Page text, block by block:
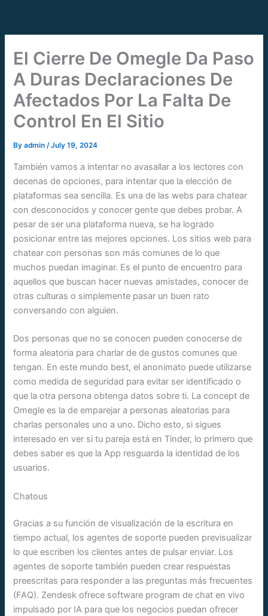
content
El Cierre De Omegle Da Paso
A Duras Declaraciones De
Afectados Por La Falta De
Control En El Sitio
Byadmin/July 19, 2024
También vamos a intentar no avasallar a los lectores con
decenas de opciones, para intentar que la elección de
plataformas sea sencilla. Es una de las webs para chatear
con desconocidos y conocer gente que debes probar. A
pesar de ser una plataforma nueva, se ha logrado
posicionar entre las mejores opciones. Los sitios web para
chatear con personas son más comunes de lo que
muchos puedan imaginar. Es el punto de encuentro para
aquellos que buscan hacer nuevas amistades, conocer de
otras culturas o simplemente pasar un buen rato
conversando con alguien.
Dos personas que no se conocen pueden conocerse de
forma aleatoria para charlar de de gustos comunes que
tengan. En este mundo best, el anonimato puede utilizarse
como medida de seguridad para evitar ser identificado o
que la otra persona obtenga datos sobre ti. La concept de
Omegle es la de emparejar a personas aleatorias para
charlas personales uno a uno. Dicho esto, si sigues
interesado en ver si tu pareja está en Tinder, lo primero que
debes saber es que la App resguarda la identidad de los
usuarios.
Chatous
Gracias a su función de visualización de la escritura en
tiempo actual, los agentes de soporte pueden previsualizar
lo que escriben los clientes antes de pulsar enviar. Los
agentes de soporte también pueden crear respuestas
preescritas para responder a las preguntas más frecuentes
(FAQ). Zendesk ofrece software program de chat en vivo
impulsado por IA para que los negocios puedan ofrecer